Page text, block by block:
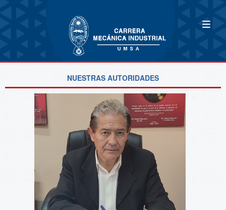
NUESTRAS AUTORIDADES